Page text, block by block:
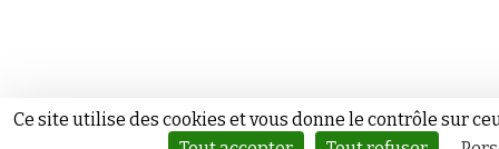
Ce site utilise des cookies et vous donne le contrôle sur